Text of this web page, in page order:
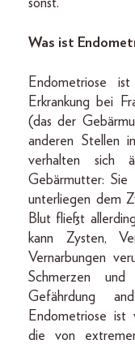
sonst.
Was ist
Endometriose
Erkrankung bei
(das der
anderen Stellen
verhalten sich
Gebärmutter:
unterliegen dem
Blut fließt
kann Zysten,
Vernarbungen
Schmerzen
Gefährdung
Endometriose ist
die von